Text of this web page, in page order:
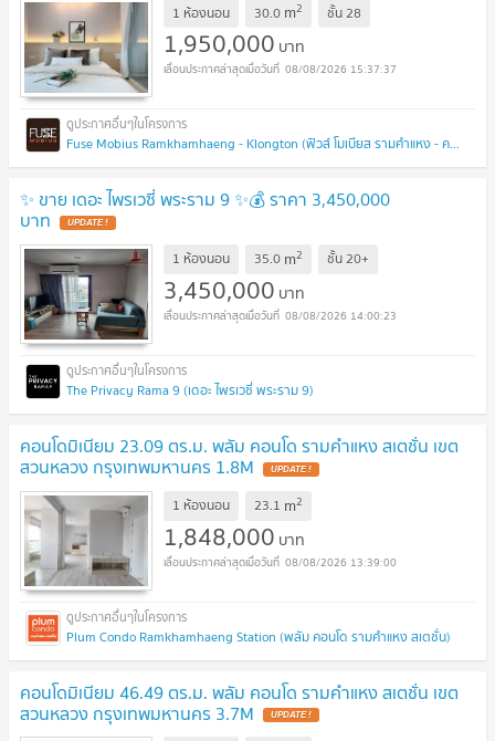
1 ห้องนอน 30.0 m2 ชั้น28
1,950,000 บาท
08/08/2026 15:37:37
Fuse Mobius Ramkhamhaeng - Klongton (ฟิวส์ โมเบียส รามคำแหง - คลองตัน)
✨ ขาย เดอะ ไพรเวซี่ พระราม 9 ✨💰 ราคา 3,450,000
บาท UPDATE !
1 ห้องนอน 35.0 m2 ชั้น20+
3,450,000 บาท
08/08/2026 14:00:23
The Privacy Rama 9 (เดอะ ไพรเวซี่ พระราม 9)
คอนโดมิเนียม 23.09 ตร.ม. พลัม คอนโด รามคำแหง สเตชั่น เขต
สวนหลวง กรุงเทพมหานคร 1.8M UPDATE !
1 ห้องนอน 23.1 m2
1,848,000 บาท
08/08/2026 13:39:00
Plum Condo Ramkhamhaeng Station (พลัม คอนโด รามคำแหง สเตชั่น)
คอนโดมิเนียม 46.49 ตร.ม. พลัม คอนโด รามคำแหง สเตชั่น เขต
สวนหลวง กรุงเทพมหานคร 3.7M UPDATE !